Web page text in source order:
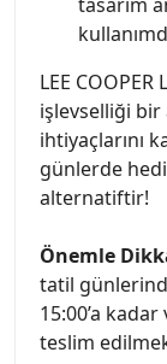
LEE
işlevselliği
ihtiyaçlarını
günlerde
alternatiftir!
Önemle
tatil
15:00’a
teslim